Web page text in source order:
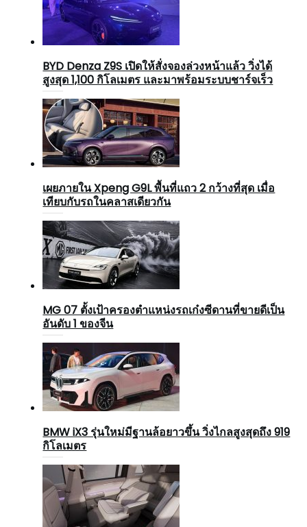
BYD Denza Z9S เปิดให้สั่งจองล่วงหน้าแล้ว วิ่งได้
สูงสุด 1,100 กิโลเมตร และมาพร้อมระบบชาร์จเร็ว
เผยภายใน Xpeng G9L พื้นที่แถว 2 กว้างที่สุด เมื่อ
เทียบกับรถในคลาสเดียวกัน
MG 07 ตั้งเป้าครองตำแหน่งรถเก๋งซีดานที่ขายดีเป็น
อันดับ 1 ของจีน
BMW iX3 รุ่นใหม่มีฐานล้อยาวขึ้น วิ่งไกลสูงสุดถึง 919
กิโลเมตร